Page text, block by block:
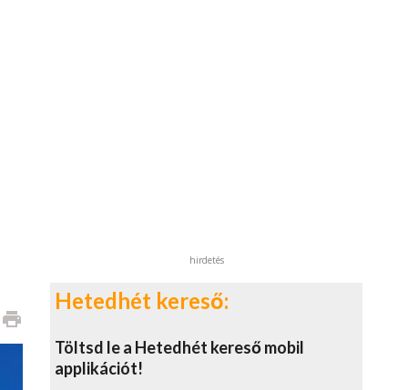
print
hirdetés
Hetedhét kereső:
Töltsd le a Hetedhét kereső mobil
applikációt!